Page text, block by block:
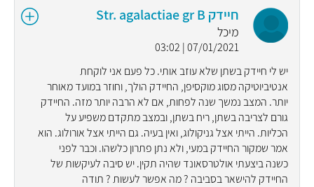
חיידק Str. agalactiae gr B
מיכל
07/01/2021 | 03:02
יש לי חיידק בשתן שלא עוזב אותי. כל פעם אני לוקחת
אנטיביוטיקה מסוג מוקסיפן, החיידק הולך, וחוזר במועד מאוחר
יותר. המצב נמשך שנה לפחות, אם לא הרבה יותר מזה. החיידק
גורם לצריבה בשתן, ריח בשתן, ובמצב מתקדם משפיע על
הכליות. הייתי אצל גניקולוג, ואין בעיה. גם הייתי אצל אורולוג. הוא
אמר שמקור החיידק במעי, ולא נתן פתרון כלשהו. וכבר לפני
כשנה ביצעתי אולטרסאונד שהיה תקין. יש סיבה לעיקשות של
החיידק להישאר בסביבה ? מה אפשר לעשות ? תודה